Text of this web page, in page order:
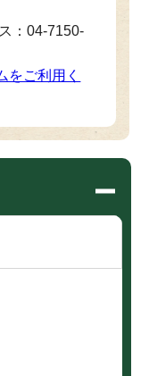
：04-7150-
をご利用く